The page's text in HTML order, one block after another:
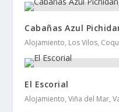
Cabañas Azul
Alojamiento, Los Vilos,
El Escorial
Alojamiento, Viña del Mar,